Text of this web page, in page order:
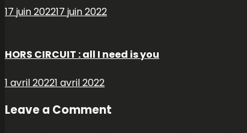
17 juin 202217 juin 2022
HORS CIRCUIT : all I need is you
1 avril 20221 avril 2022
Leave a Comment